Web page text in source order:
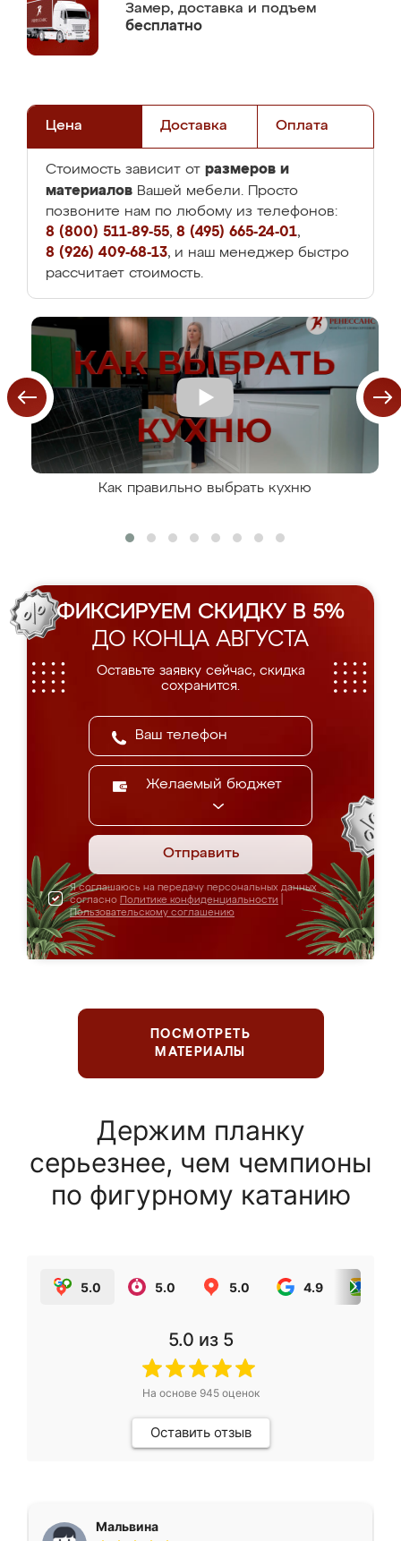
Замер, доставка и подъем
бесплатно
Цена Доставка Оплата
Стоимость зависит от размеров и
материалов Вашей мебели. Просто
позвоните нам по любому из телефонов:
8 (800) 511-89-55, 8 (495) 665-24-01,
8 (926) 409-68-13, и наш менеджер быстро
рассчитает стоимость.
Как правильно выбрать кухню
ФИКСИРУЕМ СКИДКУ В 5%
ДО КОНЦА АВГУСТА
Оставьте заявку сейчас, скидка
сохранится.
Желаемый бюджет
Отправить
Я соглашаюсь на передачу персональных данных
согласно Политике конфиденциальности
Пользовательскому соглашению
ПОСМОТРЕТЬ
МАТЕРИАЛЫ
Держим планку
серьезнее, чем чемпионы
по фигурному катанию
5.0 5.0 5.0 4.9
5.0 из 5
На основе 945оценок
Оставить отзыв
Мальвина